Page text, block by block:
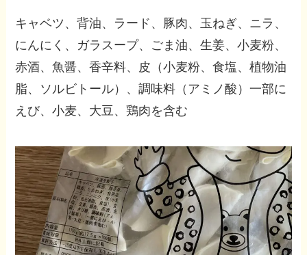
キャベツ、背油、ラード、豚肉、玉ねぎ、ニラ、
にんにく、ガラスープ、ごま油、生姜、小麦粉、
赤酒、魚醤、香辛料、皮（小麦粉、食塩、植物油
脂、ソルビトール）、調味料（アミノ酸）一部に
えび、小麦、大豆、鶏肉を含む